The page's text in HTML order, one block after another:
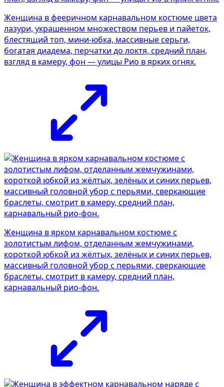
Женщина в фееричном карнавальном костюме цвета
лазури, украшенном множеством перьев и пайеток,
блестящий топ, мини-юбка, массивные серьги,
богатая диадема, перчатки до локтя, средний план,
взгляд в камеру, фон — улицы Рио в ярких огнях.
Женщина в ярком карнавальном костюме с
золотистым лифом, отделанным жемчужинами,
короткой юбкой из жёлтых, зелёных и синих перьев,
массивный головной убор с перьями, сверкающие
браслеты, смотрит в камеру, средний план,
карнавальный рио-фон.